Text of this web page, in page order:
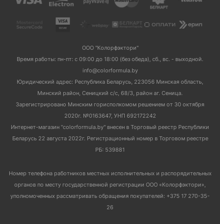
ООО "Колорфэктори"
Время работы: пн-пт: с 09:00 до 18:00 (без обеда), сб., вс. - выходной.
info@colorformula.by
Юридический адрес: Республика Беларусь, 223056 Минская область,
Минский район, Сеницкий с/с, 68/3, район аг. Сеница.
Зарегистрировано Минским горисполкомом решением от 30 октября
2020г. №0163647, УНП 692172242
Интернет-магазин "colorformula.by" внесен в Торговый реестр Республики
Беларусь 22 августа 2022г. Регистрационный номер в Торговом реестре
РБ: 539881
Номер телефона работников местных исполнительных и распорядительных
органов по месту государственной регистрации ООО «Колорфэктори»,
уполномоченных рассматривать обращения покупателей: +375 17 270-35-
26